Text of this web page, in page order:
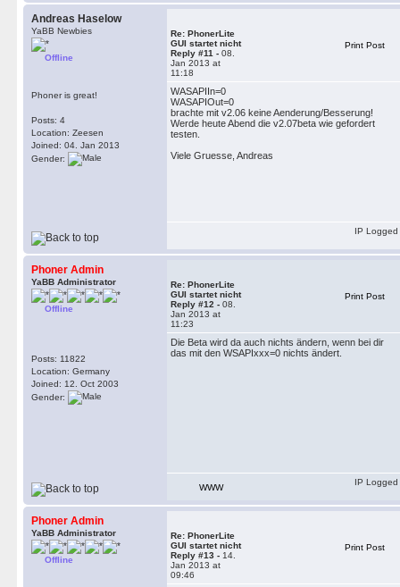
Andreas Haselow
YaBB Newbies
Offline
Phoner is great!
Posts: 4
Location: Zeesen
Joined: 04. Jan 2013
Gender:
Re: PhonerLite
GUI startet nicht
Reply #11 - 08.
Jan 2013 at
11:18
Print Post
WASAPIIn=0
WASAPIOut=0
brachte mit v2.06 keine Aenderung/Besserung!
Werde heute Abend die v2.07beta wie gefordert
testen.
Viele Gruesse, Andreas
IP Logged
Phoner Admin
YaBB Administrator
Offline
Posts: 11822
Location: Germany
Joined: 12. Oct 2003
Gender:
Re: PhonerLite
GUI startet nicht
Reply #12 - 08.
Jan 2013 at
11:23
Print Post
Die Beta wird da auch nichts ändern, wenn bei dir
das mit den WSAPIxxx=0 nichts ändert.
WWW
IP Logged
Phoner Admin
YaBB Administrator
Offline
Re: PhonerLite
GUI startet nicht
Reply #13 - 14.
Jan 2013 at
09:46
Print Post